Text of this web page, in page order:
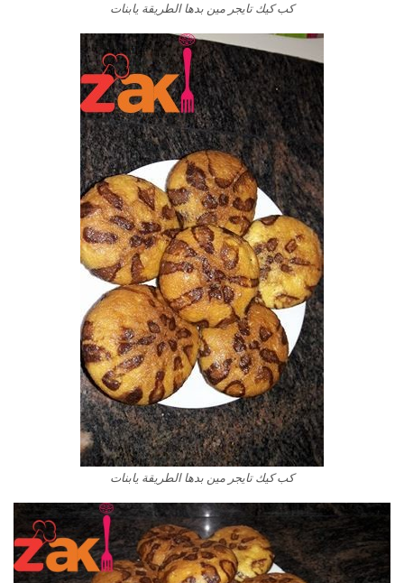
كب كيك تايجر مين بدها الطريقة يابنات
كب كيك تايجر مين بدها الطريقة يابنات